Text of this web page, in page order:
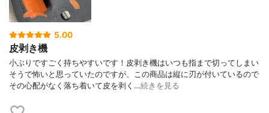
5.00
皮剥き機
小ぶりですごく持ちやすいです！皮剥き機はいつも指まで切ってしまい
そうで怖いと思っていたのですが、この商品は縦に刃が付いているので
その心配がなく落ち着いて皮を剥く…続きを見る